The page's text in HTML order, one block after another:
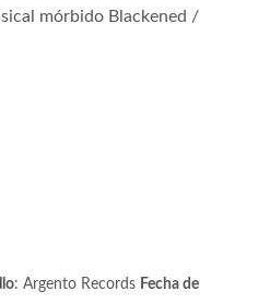
mórbido Blackened /
: Argento Records Fecha de